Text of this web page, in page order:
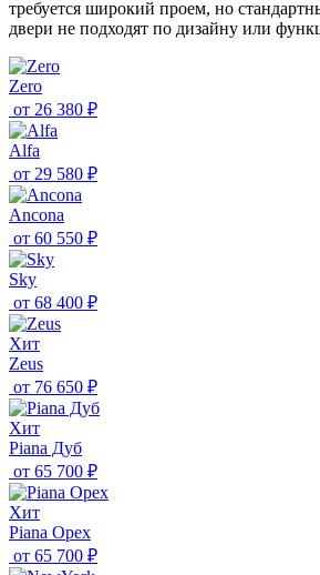
требуется широкий проем, но
двери не подходят по дизайну или
Zero
от 26 380 ₽
Alfa
от 29 580 ₽
Ancona
от 60 550 ₽
Sky
от 68 400 ₽
Хит
Zeus
от 76 650 ₽
Хит
Piana Дуб
от 65 700 ₽
Хит
Piana Орех
от 65 700 ₽